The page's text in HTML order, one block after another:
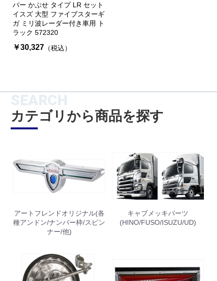
お買い物を続ける
バー かぶせ タイプ LR セット
イスズ 大型 ファイブスターギ
ガ ミリ波レーダー付き車用 ト
ラック 572320
￥30,327 （税込）
SEARCH
カテゴリから商品を探す
アートフレンドオリジナル(各
種アンドン/ナンバー枠/スピン
ナー/他)
キャブメッキパーツ
(HINO/FUSO/ISUZU/UD)